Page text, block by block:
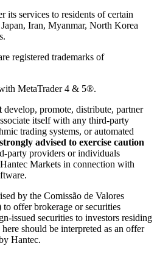
its services to residents of certain
Iran, Myanmar, North Korea
registered trademarks of
MetaTrader 4 & 5®.
develop, promote, distribute, partner
itself with any third-party
trading systems, or automated
strongly advised to exercise caution
party providers or individuals
Markets in connection with
by the Comissão de Valores
offer brokerage or securities
issued securities to investors residing
should be interpreted as an offer
Hantec.